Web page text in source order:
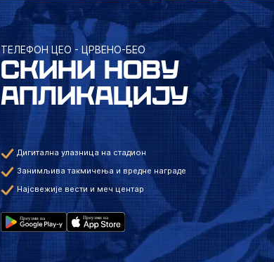
ТЕЛЕФОН ЦЕО - ЦРВЕНО-БЕО
СКИНИ НОВУ
АПЛИКАЦИЈУ
Дигитална улазница на стадион
Занимљива такмичења и вредне награде
Најсвежије вести и меч центар